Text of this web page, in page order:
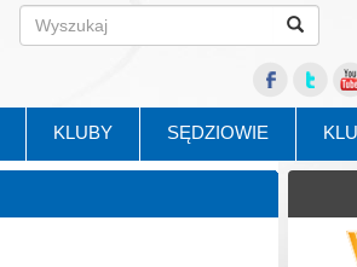
KLUBY SĘDZIOWIE